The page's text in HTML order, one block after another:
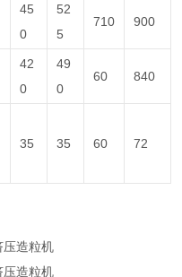
45
0
52
5
710 900
42
0
49
0
60 840
35 35 60 72